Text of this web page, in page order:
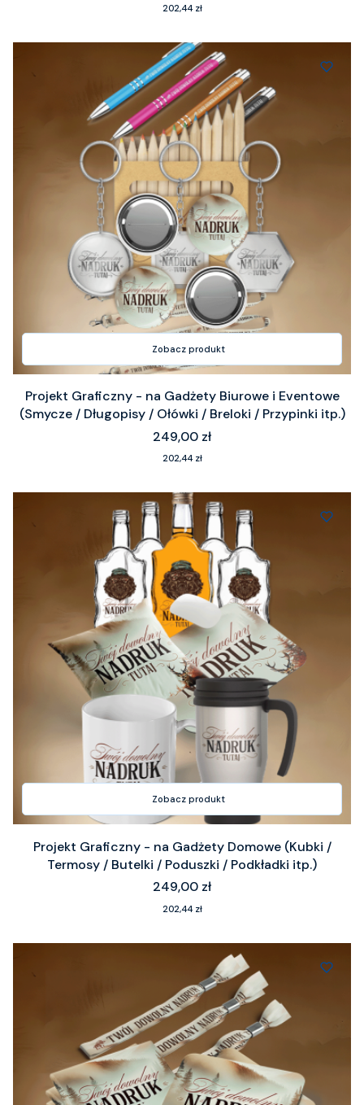
Cena
202,44 zł
Zobacz produkt
Projekt Graficzny - na Gadżety Biurowe i Eventowe
(Smycze / Długopisy / Ołówki / Breloki / Przypinki itp.)
Cena
249,00 zł
Cena
202,44 zł
Zobacz produkt
Projekt Graficzny - na Gadżety Domowe (Kubki /
Termosy / Butelki / Poduszki / Podkładki itp.)
Cena
249,00 zł
Cena
202,44 zł